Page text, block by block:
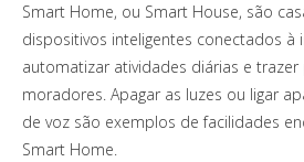
Smart Home, ou Smart House, são
dispositivos inteligentes conectados à
automatizar atividades diárias e
moradores. Apagar as luzes ou ligar
de voz são exemplos de facilidades
Smart Home.